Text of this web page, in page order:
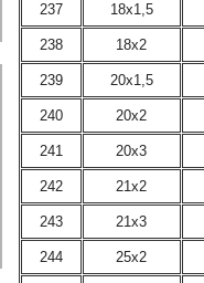
237 18х1,5
238 18х2
239 20х1,5
240 20х2
241 20х3
242 21х2
243 21х3
244 25х2